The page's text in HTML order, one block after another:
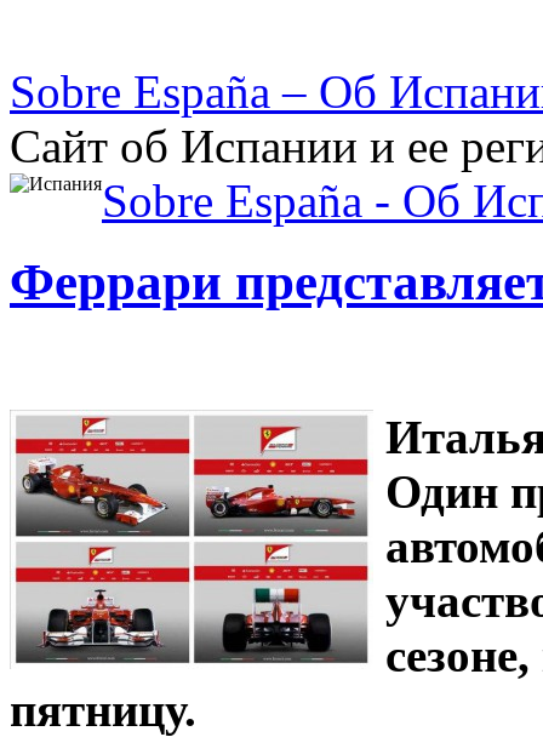
Sobre España – Об
Сайт об Испании и ее
Sobre España - Об
Феррари
Один
пятницу.